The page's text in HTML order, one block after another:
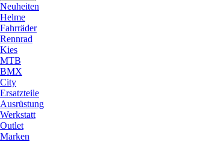
Neuheiten
Helme
Fahrräder
Rennrad
Kies
MTB
BMX
City
Ersatzteile
Ausrüstung
Werkstatt
Outlet
Marken